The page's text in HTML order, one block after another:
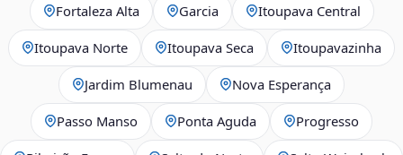
Fortaleza Alta Garcia Itoupava Central
Itoupava Norte Itoupava Seca Itoupavazinha
Jardim Blumenau Nova Esperança
Passo Manso Ponta Aguda Progresso